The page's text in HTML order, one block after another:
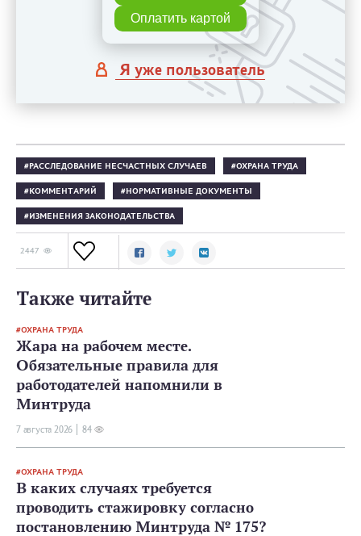
Оплатить картой
Я уже пользователь
РАССЛЕДОВАНИЕ НЕСЧАСТНЫХ СЛУЧАЕВ ОХРАНА ТРУДА
КОММЕНТАРИЙ НОРМАТИВНЫЕ ДОКУМЕНТЫ
ИЗМЕНЕНИЯ ЗАКОНОДАТЕЛЬСТВА
2447
Также читайте
ОХРАНА ТРУДА
Жара на рабочем месте.
Обязательные правила для
работодателей напомнили в
Минтруда
7 августа 2026 84
ОХРАНА ТРУДА
В каких случаях требуется
проводить стажировку согласно
постановлению Минтруда № 175?